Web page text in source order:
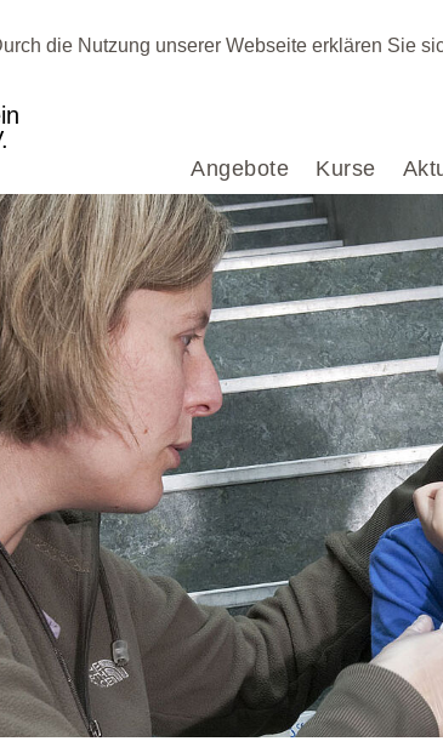
die Nutzung unserer Webseite erklären Sie
Angebote Kurse